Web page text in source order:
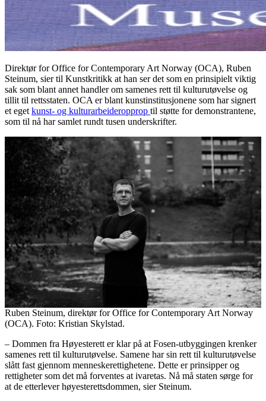
Direktør for Office for Contemporary Art Norway (OCA), Ruben
Steinum, sier til Kunstkritikk at han ser det som en prinsipielt viktig
sak som blant annet handler om samenes rett til kulturutøvelse og
tillit til rettsstaten. OCA er blant kunstinstitusjonene som har signert
et egetkunst- og kulturarbeideropprop til støtte for demonstrantene,
som til nå har samlet rundt tusen underskrifter.
Ruben Steinum, direktør for Office for Contemporary Art Norway
(OCA). Foto: Kristian Skylstad.
– Dommen fra Høyesterett er klar på at Fosen-utbyggingen krenker
samenes rett til kulturutøvelse. Samene har sin rett til kulturutøvelse
slått fast gjennom menneskerettighetene. Dette er prinsipper og
rettigheter som det må forventes at ivaretas. Nå må staten sørge for
at de etterlever høyesterettsdommen, sier Steinum.